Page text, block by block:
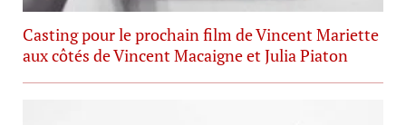
Casting pour le prochain film de Vincent Mariette
aux côtés de Vincent Macaigne et Julia Piaton